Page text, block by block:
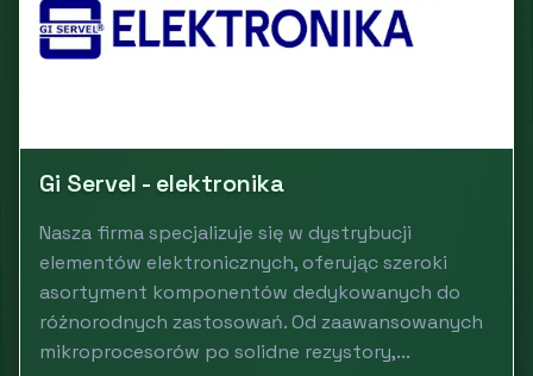
Gi Servel - elektronika
Nasza firma specjalizuje się w dystrybucji
elementów elektronicznych, oferując szeroki
asortyment komponentów dedykowanych do
różnorodnych zastosowań. Od zaawansowanych
mikroprocesorów po solidne rezystory,...